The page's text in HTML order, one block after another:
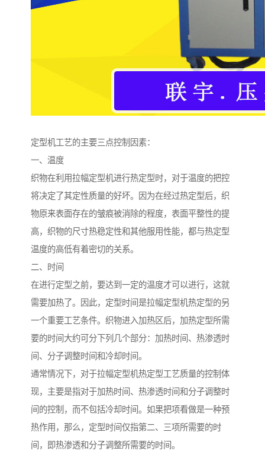
定型机工艺的主要三点控制因素：
一、温度
织物在利用拉幅定型机进行热定型时，对于温度的把控
将决定了其定性质量的好坏。因为在经过热定型后，织
物原来表面存在的皱痕被消除的程度，表面平整性的提
高，织物的尺寸热稳定性和其他服用性能，都与热定型
温度的高低有着密切的关系。
二、时间
在进行定型之前，要达到一定的温度才可以进行，这就
需要加热了。因此，定型时间是拉幅定型机热定型的另
一个重要工艺条件。织物进入加热区后，加热定型所需
要的时间大约可分下列几个部分：加热时间、热渗透时
间、分子调整时间和冷却时间。
通常情况下，对于拉幅定型机热定型工艺质量的控制体
现，主要是指对于加热时间、热渗透时间和分子调整时
间的控制，而不包括冷却时间。如果把项看做是一种预
热作用，那么，定型时间仅指第二、三项所需要的时
间，即热渗透和分子调整所需要的时间。